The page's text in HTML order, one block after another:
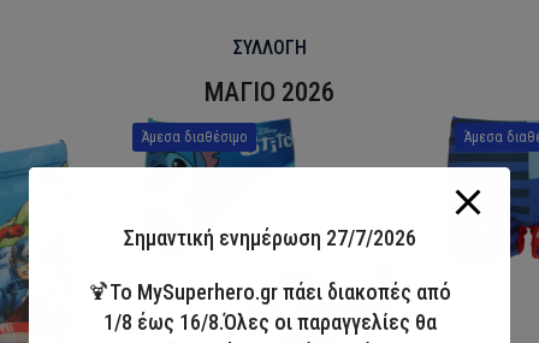
ΣΥΛΛΟΓΗ
ΜΑΓΙΟ 2026
Άμεσα διαθέσιμο Άμεσα
Σημαντική ενημέρωση 27/7/2026
🍹Το MySuperhero.gr πάει διακοπές από
1/8 έως 16/8.Όλες οι παραγγελίες θα